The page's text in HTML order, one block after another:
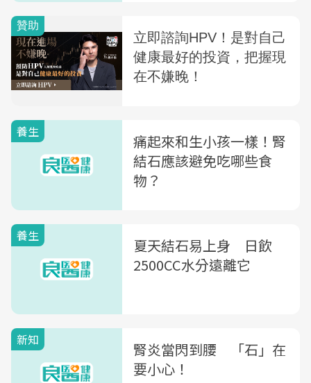
養生
痛起來和生小孩一樣！腎
結石應該避免吃哪些食
物？
養生
夏天結石易上身 日飲
2500CC水分遠離它
新知
腎炎當閃到腰 「石」在
要小心！